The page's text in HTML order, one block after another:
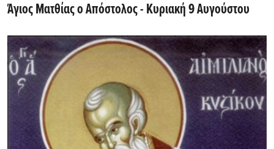
Άγιος Ματθίας ο Απόστολος - Κυριακή 9 Αυγούστου